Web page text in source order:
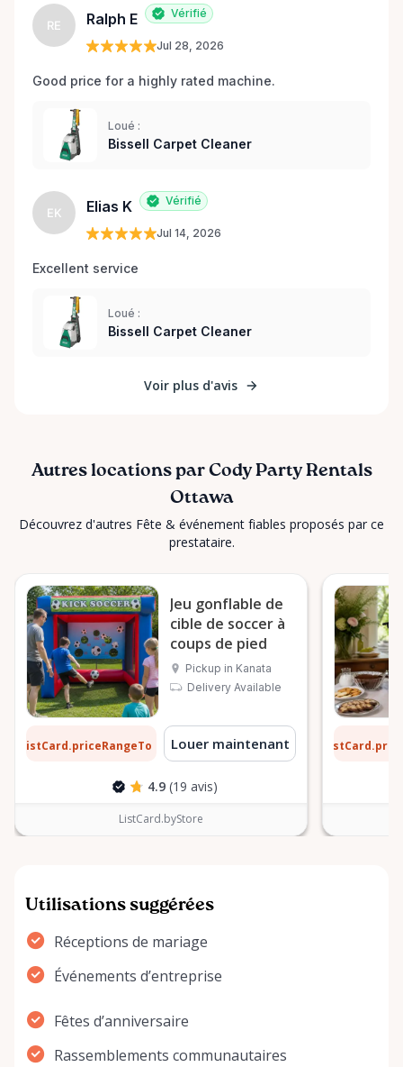
RE Ralph E Vérifié
Jul 28, 2026
Good price for a highly rated machine.
Loué :
Bissell Carpet Cleaner
EK Elias K Vérifié
Jul 14, 2026
Excellent service
Loué :
Bissell Carpet Cleaner
Voir plus d'avis
Autres locations par Cody Party Rentals
Ottawa
Découvrez d'autres Fête & événement fiables proposés par ce
prestataire.
Jeu gonflable de
cible de soccer à
coups de pied
Pickup in Kanata
Delivery Available
ListCard.priceRangeTo par jour
Louer maintenant
4.9 (19 avis)
ListCard.byStore
Utilisations suggérées
Réceptions de mariage
Événements d’entreprise
Fêtes d’anniversaire
Rassemblements communautaires